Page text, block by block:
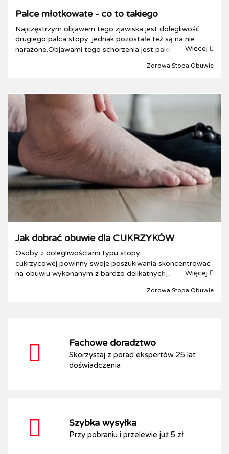
Palce młotkowate - co to takiego
Zdrowa Stopa Obuwie
Najczęstrzym objawem tego zjawiska jest dolegliwość
drugiego palca stopy, jednak pozostałe też są na nie
narażone.Objawami tego schorzenia jest palec zgięty
podeszwowo w stawie międzypaliczkowym, przez co ...
Więcej
Jak dobrać obuwie dla CUKRZYKÓW
Zdrowa Stopa Obuwie
Osoby z dolegliwościami typu stopy
cukrzycowej powinny swoje poszukiwania skoncentrować
na obuwiu wykonanym z bardzo delikatnych,
Więcej
Fachowe doradztwo
Skorzystaj z porad ekspertów 25 lat
doświadczenia
Szybka wysyłka
Przy pobraniu i przelewie już 5 zł